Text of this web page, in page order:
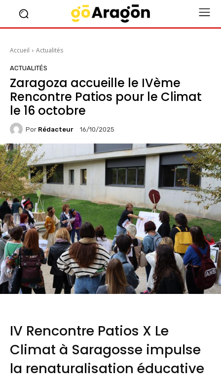
Accueil Actualités
ACTUALITÉS
Zaragoza accueille le IVème
Rencontre Patios pour le Climat
le 16 octobre
Por Rédacteur 16/10/2025
IV Rencontre Patios X Le
Climat à Saragosse impulse
la renaturalisation éducative